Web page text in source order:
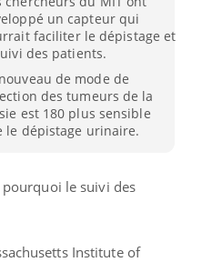
un capteur qui
faciliter le dépistage et
des patients.
de mode de
des tumeurs de la
est 180 plus sensible
le dépistage urinaire.
pourquoi le suivi des
Institute of